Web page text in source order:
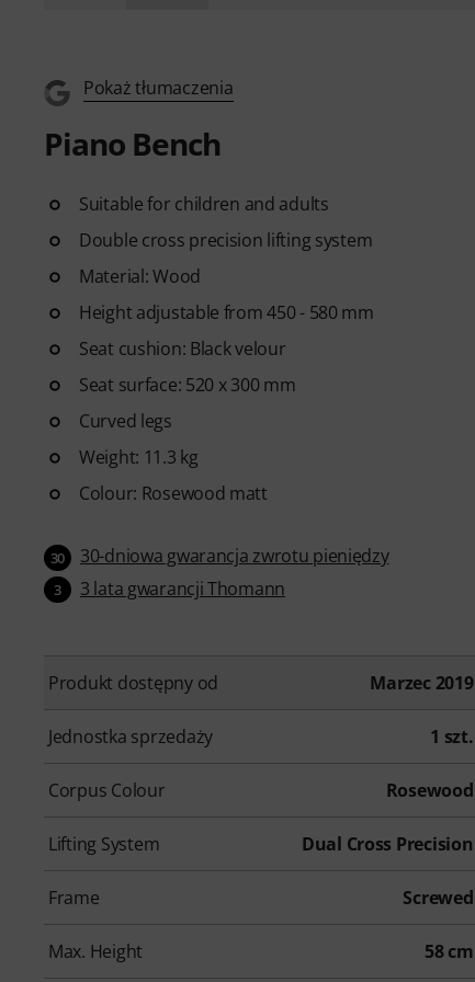
Pokaż tłumaczenia
Piano Bench
Suitable for children and adults
Double cross precision lifting system
Material: Wood
Height adjustable from 450 - 580 mm
Seat cushion: Black velour
Seat surface: 520 x 300 mm
Curved legs
Weight: 11.3 kg
Colour: Rosewood matt
30 30-dniowa gwarancja zwrotu pieniędzy
3 3 lata gwarancji Thomann
Produkt dostępny od Marzec 2019
Jednostka sprzedaży 1 szt.
Corpus Colour Rosewood
Lifting System Dual Cross Precision
Frame Screwed
Max. Height 58 cm